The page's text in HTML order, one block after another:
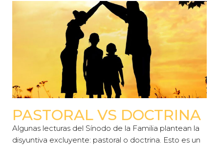
PASTORAL VS DOCTRINA
Algunas lecturas del Sínodo de la Familia plantean la
disyuntiva excluyente: pastoral o doctrina. Esto es un